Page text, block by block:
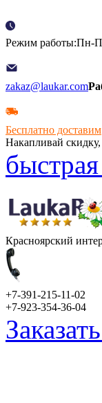
Режим работы:Пн-
zakaz@laukar.com
Бесплатно доставим
Накапливай скидку,
Красноярский
+7-391-215-11-02
+7-923-354-36-04